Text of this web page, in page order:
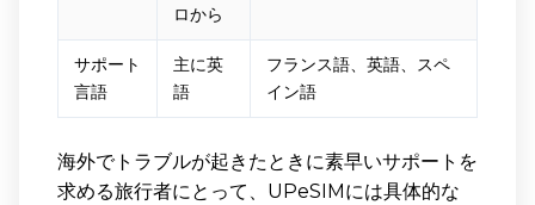
ロから
サポート
言語
主に英
語
フランス語、英語、スペ
イン語
海外でトラブルが起きたときに素早いサポートを
求める旅行者にとって、UPeSIMには具体的な